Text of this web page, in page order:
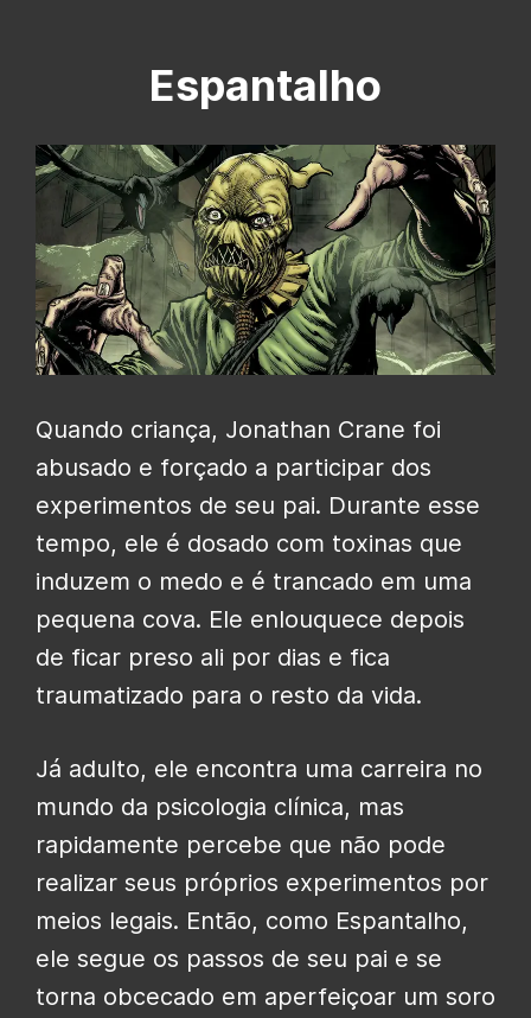
Espantalho
Quando criança, Jonathan Crane foi
abusado e forçado a participar dos
experimentos de seu pai. Durante esse
tempo, ele é dosado com toxinas que
induzem o medo e é trancado em uma
pequena cova. Ele enlouquece depois
de ficar preso ali por dias e fica
traumatizado para o resto da vida.
Já adulto, ele encontra uma carreira no
mundo da psicologia clínica, mas
rapidamente percebe que não pode
realizar seus próprios experimentos por
meios legais. Então, como Espantalho,
ele segue os passos de seu pai e se
torna obcecado em aperfeiçoar um soro